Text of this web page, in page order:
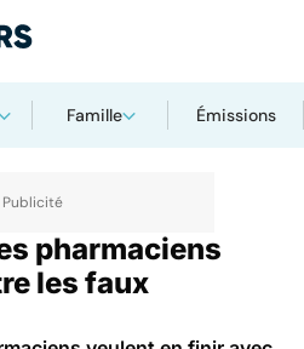
Famille Émissions
pharmaciens
les faux